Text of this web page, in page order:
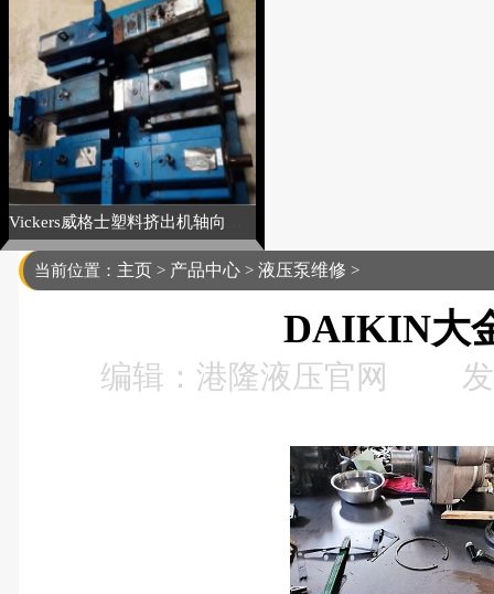
当前位置： 主页 > 产品中心 > 液压泵维修 >
DAIKIN大
编辑：港隆液压官网